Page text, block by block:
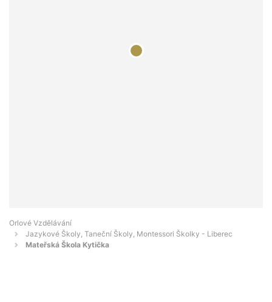
Orlové Vzdělávání
Jazykové Školy, Taneční Školy, Montessori Školky - Liberec
Mateřská Škola Kytička